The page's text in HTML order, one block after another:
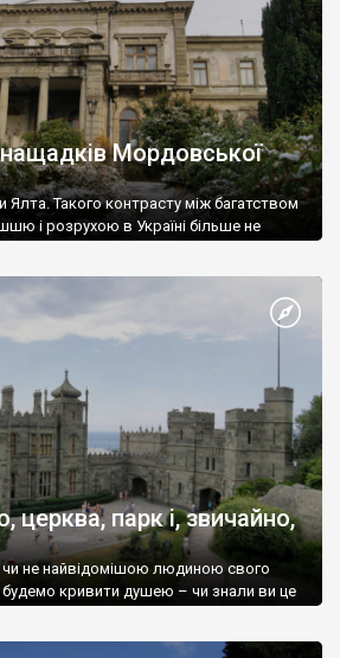
Мордовської
Ялта. Такого контрасту між багатством
і розрухою в Україні більше не
церква, парк і, звичайно,
не найвідомішою людиною свого
будемо кривити душею – чи знали ви це